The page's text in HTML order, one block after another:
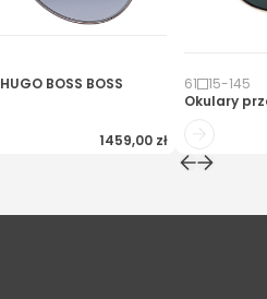
HUGO BOSS BOSS
1459,00 zł
61 15-145
Okulary